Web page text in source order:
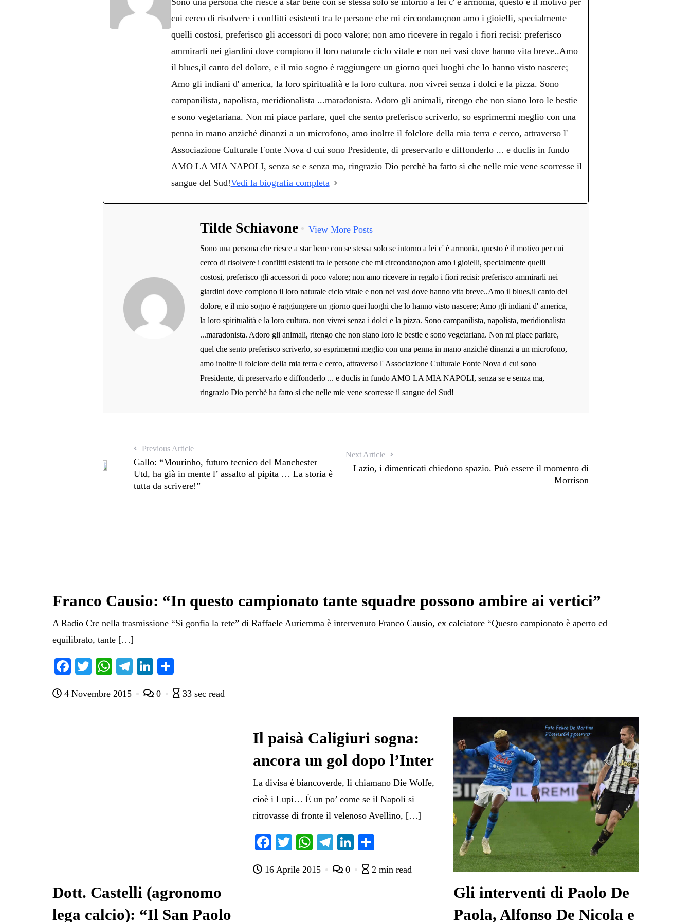
pp m
di
cui cerco di risolvere i conflitti esistenti tra le persone che mi circondano;non amo i gioielli, specialmente
quelli costosi, preferisco gli accessori di poco valore; non amo ricevere in regalo i fiori recisi: preferisco
ammirarli nei giardini dove compiono il loro naturale ciclo vitale e non nei vasi dove hanno vita breve..Amo
il blues,il canto del dolore, e il mio sogno è raggiungere un giorno quei luoghi che lo hanno visto nascere;
Amo gli indiani d' america, la loro spiritualità e la loro cultura. non vivrei senza i dolci e la pizza. Sono
campanilista, napolista, meridionalista ...maradonista. Adoro gli animali, ritengo che non siano loro le bestie
e sono vegetariana. Non mi piace parlare, quel che sento preferisco scriverlo, so esprimermi meglio con una
penna in mano anziché dinanzi a un microfono, amo inoltre il folclore della mia terra e cerco, attraverso l'
Associazione Culturale Fonte Nova d cui sono Presidente, di preservarlo e diffonderlo ... e duclis in fundo
AMO LA MIA NAPOLI, senza se e senza ma, ringrazio Dio perchè ha fatto sì che nelle mie vene scorresse il
sangue del Sud!Vedi la biografia completa
Tilde Schiavone View More Posts
Sono una persona che riesce a star bene con se stessa solo se intorno a lei c' è armonia, questo è il motivo per cui
cerco di risolvere i conflitti esistenti tra le persone che mi circondano;non amo i gioielli, specialmente quelli
costosi, preferisco gli accessori di poco valore; non amo ricevere in regalo i fiori recisi: preferisco ammirarli nei
giardini dove compiono il loro naturale ciclo vitale e non nei vasi dove hanno vita breve..Amo il blues,il canto del
dolore, e il mio sogno è raggiungere un giorno quei luoghi che lo hanno visto nascere; Amo gli indiani d' america,
la loro spiritualità e la loro cultura. non vivrei senza i dolci e la pizza. Sono campanilista, napolista, meridionalista
...maradonista. Adoro gli animali, ritengo che non siano loro le bestie e sono vegetariana. Non mi piace parlare,
quel che sento preferisco scriverlo, so esprimermi meglio con una penna in mano anziché dinanzi a un microfono,
amo inoltre il folclore della mia terra e cerco, attraverso l' Associazione Culturale Fonte Nova d cui sono
Presidente, di preservarlo e diffonderlo ... e duclis in fundo AMO LA MIA NAPOLI, senza se e senza ma,
ringrazio Dio perchè ha fatto sì che nelle mie vene scorresse il sangue del Sud!
Previous Article
Gallo: “Mourinho, futuro tecnico del Manchester
Utd, ha già in mente l’ assalto al pipita … La storia è
tutta da scrivere!”
Next Article
Lazio, i dimenticati chiedono spazio. Può essere il momento di
Morrison
Franco Causio: “In questo campionato tante squadre possono ambire ai vertici”
A Radio Crc nella trasmissione “Si gonfia la rete” di Raffaele Auriemma è intervenuto Franco Causio, ex calciatore “Questo campionato è aperto ed
equilibrato, tante […]
Fa
bo
T
tte
W
ts
Te
gr
Li
ed di
4 Novembre 2015 0 33 sec read
Dott. Castelli (agronomo
lega calcio): “Il San Paolo
Il paisà Caligiuri sogna:
ancora un gol dopo l’Inter
La divisa è biancoverde, li chiamano Die Wolfe,
cioè i Lupi… È un po’ come se il Napoli si
ritrovasse di fronte il velenoso Avellino, […]
Fa
bo
T
tte
W
ts
Te
gr
Li
ed di
16 Aprile 2015 0 2 min read
Gli interventi di Paolo De
Paola, Alfonso De Nicola e